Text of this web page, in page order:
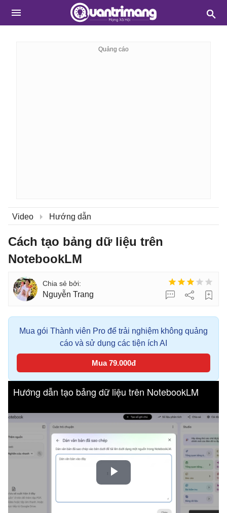
Video Hướng dẫn
Cách tạo bảng dữ liệu trên
NotebookLM
Nguyễn Trang
Mua gói Thành viên Pro để trải nghiệm không quảng
cáo và sử dụng các tiện ích AI
Mua 79.000đ